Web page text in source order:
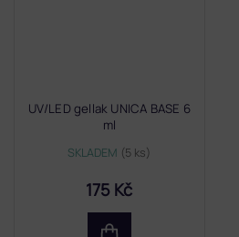
UV/LED gellak UNICA BASE 6
ml
SKLADEM (5 ks)
175 Kč